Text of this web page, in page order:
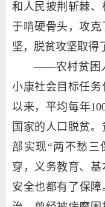
和人民披荆斩棘
于啃硬骨头，攻
坚，脱贫攻坚取得
——农村贫困
小康社会目标任
以来，平均每年
国家的人口脱贫
部实现“两不愁三
穿，义务教育、
安全也都有了保